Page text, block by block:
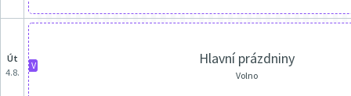
út
4.8.
V Hlavní prázdniny
Volno